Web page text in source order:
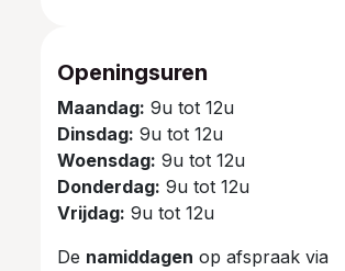
Openingsuren
Maandag: 9u tot 12u
Dinsdag: 9u tot 12u
Woensdag: 9u tot 12u
Donderdag: 9u tot 12u
Vrijdag: 9u tot 12u
De namiddagen op afspraak via